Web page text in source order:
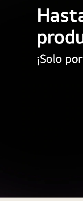
¡Solo